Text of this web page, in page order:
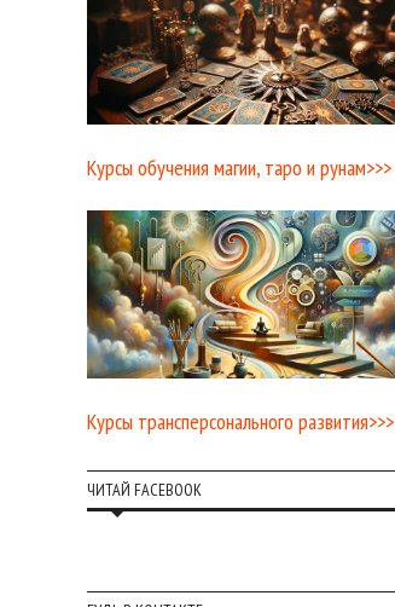
Курсы обучения магии, таро и рунам>>>
Курсы трансперсонального развития>>>
ЧИТАЙ FACEBOOK